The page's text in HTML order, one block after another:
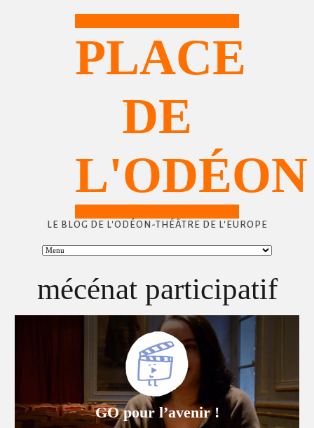
PLACE
DE
L'ODÉON
LE BLOG DE L'ODÉON-THÉÂTRE DE L'EUROPE
mécénat participatif
GO pour l’avenir !